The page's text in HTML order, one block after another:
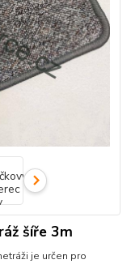
šíře 3m
je určen pro